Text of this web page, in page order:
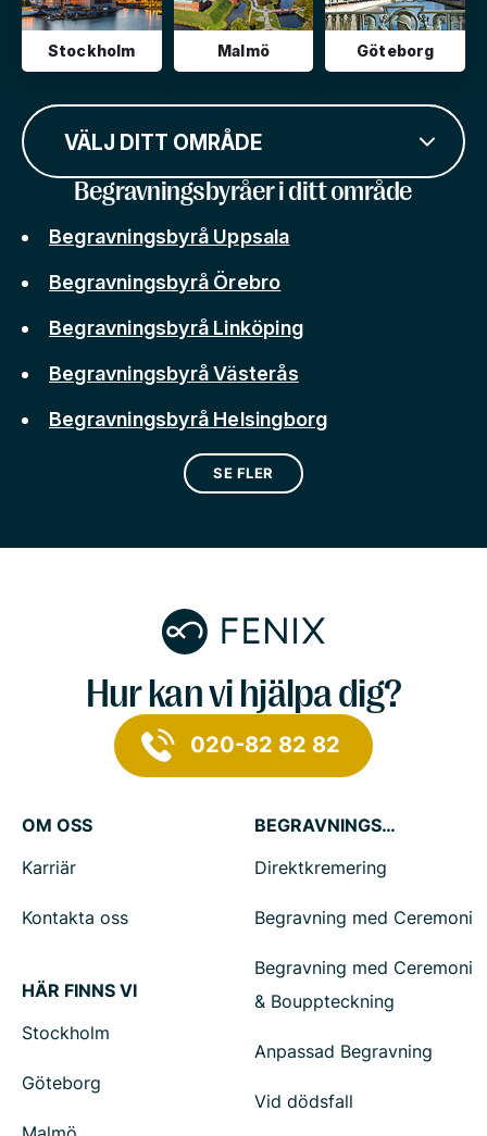
Stockholm Malmö Göteborg
VÄLJ DITT OMRÅDE
Begravningsbyråer i ditt område
Begravningsbyrå Uppsala
Begravningsbyrå Örebro
Begravningsbyrå Linköping
Begravningsbyrå Västerås
Begravningsbyrå Helsingborg
SE FLER
Hur kan vi hjälpa dig?
020-82 82 82
OM OSS
Karriär
Kontakta oss
HÄR FINNS VI
Stockholm
Göteborg
BEGRAVNINGSTJÄNSTER
Direktkremering
Begravning med Ceremoni
Begravning med Ceremoni
& Bouppteckning
Anpassad Begravning
Vid dödsfall